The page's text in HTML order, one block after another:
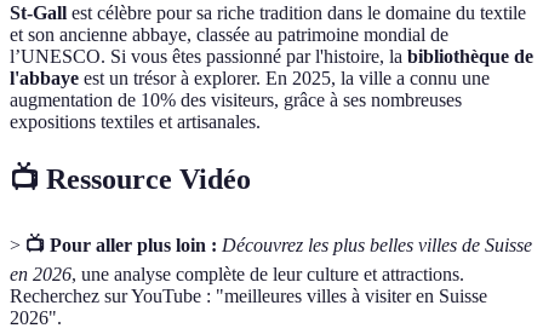
St-Gall est célèbre pour sa riche tradition dans le domaine du textile
et son ancienne abbaye, classée au patrimoine mondial de
l’UNESCO. Si vous êtes passionné par l'histoire, la bibliothèque de
l'abbaye est un trésor à explorer. En 2025, la ville a connu une
augmentation de 10% des visiteurs, grâce à ses nombreuses
expositions textiles et artisanales.
📺 Ressource Vidéo
> 📺 Pour aller plus loin : Découvrez les plus belles villes de Suisse
en 2026, une analyse complète de leur culture et attractions.
Recherchez sur YouTube : "meilleures villes à visiter en Suisse
2026".